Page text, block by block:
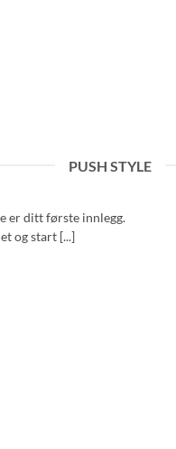
PUSH STYLE
er ditt første innlegg.
og start [...]